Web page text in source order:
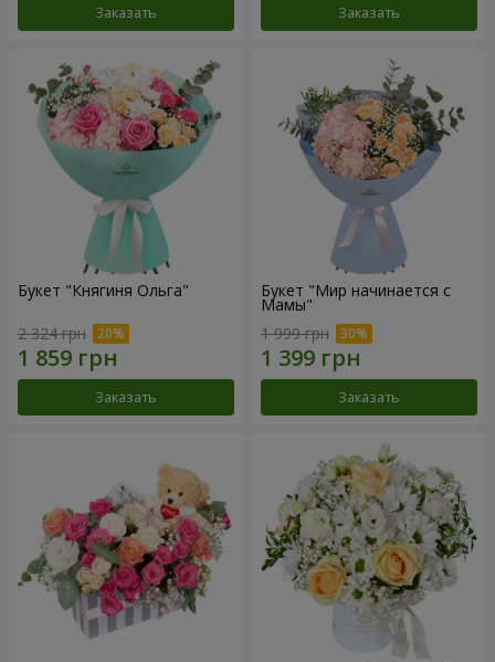
Заказать Заказать
Букет "Княгиня Ольга"
2 324 грн
Заказать
Букет "Мир начинается с
Мамы"
1 999 грн
Заказать